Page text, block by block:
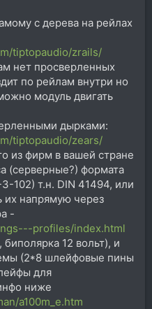
с дерева на рейлах
tiptopaudio/zrails/
нет просверленных
по рейлам внутри но
модуль двигать
дырками:
tiptopaudio/zears/
из фирм в вашей стране
(серверные?) формата
102) т.н. DIN 41494, или
их напрямую через
-
profiles/index.html
12 вольт), и
(2*8 шлейфовые пины
для
ниже
a100m_e.htm